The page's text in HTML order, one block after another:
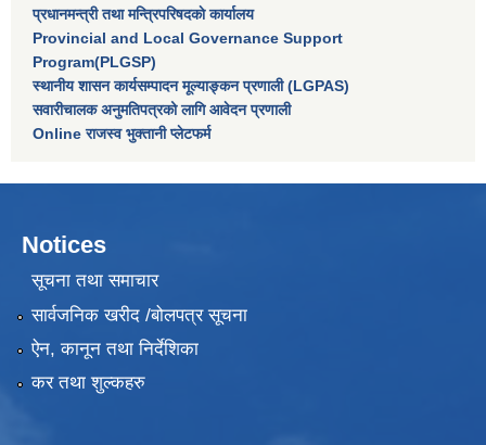
प्रधानमन्त्री तथा मन्त्रिपरिषदकाे कार्यालय
Provincial and Local Governance Support
Program(PLGSP)
स्थानीय शासन कार्यसम्पादन मूल्याङ्कन प्रणाली (LGPAS)
सवारीचालक अनुमतिपत्रको लागि आवेदन प्रणाली
Online राजस्व भुक्तानी प्लेटफर्म
Notices
सूचना तथा समाचार
सार्वजनिक खरीद /बोलपत्र सूचना
ऐन, कानून तथा निर्देशिका
कर तथा शुल्कहरु